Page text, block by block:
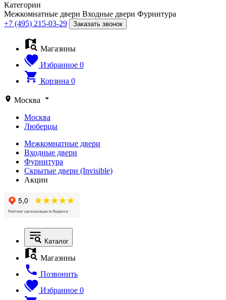
Категории
Межкомнатные двери Входные двери Фурнитура
+7 (495) 215-03-29
Заказать звонок
Магазины
Избранное 0
Корзина 0
Москва
Москва
Люберцы
Межкомнатные двери
Входные двери
Фурнитура
Скрытые двери (Invisible)
Акции
Каталог
Магазины
Позвонить
Избранное 0